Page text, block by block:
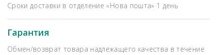
Сроки доставки в отделение «Нова пошта» 1 день
Гарантия
Обмен/возврат товара надлежащего качества в течение